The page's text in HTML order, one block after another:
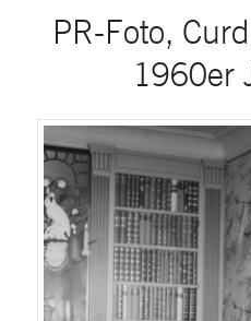
PR-Foto,
1960er